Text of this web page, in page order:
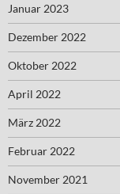
Januar 2023
Dezember 2022
Oktober 2022
April 2022
März 2022
Februar 2022
November 2021